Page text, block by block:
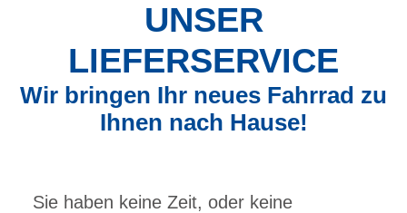
UNSER
LIEFERSERVICE
Wir bringen Ihr neues Fahrrad zu
Ihnen nach Hause!
Sie haben keine Zeit, oder keine